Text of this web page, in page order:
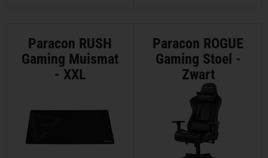
Paracon RUSH
Gaming Muismat
- XXL
Paracon ROGUE
Gaming Stoel -
Zwart